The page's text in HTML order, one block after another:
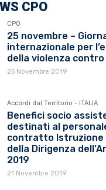
CPO
CPO
25 novembre –
internazionale per
della violenza contro
25 Novembre 2019
Accordi dal Territorio - ITALIA
Benefici socio
destinati al
contratto Istruzione
della Dirigenza
2019
21 Novembre 2019